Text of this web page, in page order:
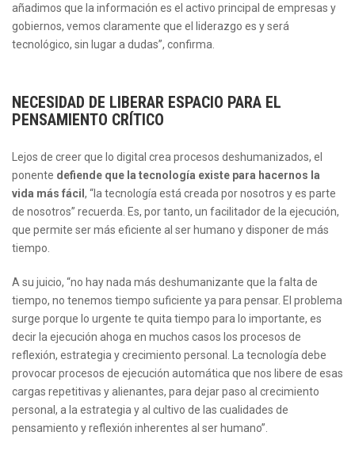
añadimos que la información es el activo principal de empresas y
gobiernos, vemos claramente que el liderazgo es y será
tecnológico, sin lugar a dudas”, confirma.
NECESIDAD DE LIBERAR ESPACIO PARA EL
PENSAMIENTO CRÍTICO
Lejos de creer que lo digital crea procesos deshumanizados, el
ponente defiende que la tecnología existe para hacernos la
vida más fácil , “la tecnología está creada por nosotros y es parte
de nosotros” recuerda. Es, por tanto, un facilitador de la ejecución,
que permite ser más eficiente al ser humano y disponer de más
tiempo.
A su juicio, “no hay nada más deshumanizante que la falta de
tiempo, no tenemos tiempo suficiente ya para pensar. El problema
surge porque lo urgente te quita tiempo para lo importante, es
decir la ejecución ahoga en muchos casos los procesos de
reflexión, estrategia y crecimiento personal. La tecnología debe
provocar procesos de ejecución automática que nos libere de esas
cargas repetitivas y alienantes, para dejar paso al crecimiento
personal, a la estrategia y al cultivo de las cualidades de
pensamiento y reflexión inherentes al ser humano”.